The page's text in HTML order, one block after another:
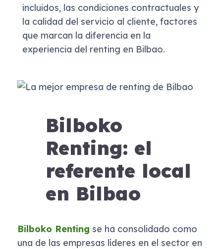
incluidos, las condiciones contractuales y
la calidad del servicio al cliente, factores
que marcan la diferencia en la
experiencia del renting en Bilbao.
Bilboko
Renting: el
referente local
en Bilbao
Bilboko Renting se ha consolidado como
una de las empresas líderes en el sector en